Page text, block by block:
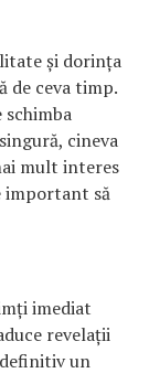
și dorința
de ceva timp.
cineva
mult interes
important să
imediat
revelații
un